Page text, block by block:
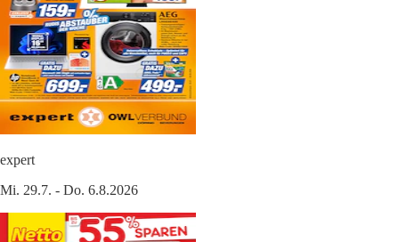
expert
Mi. 29.7. - Do. 6.8.2026